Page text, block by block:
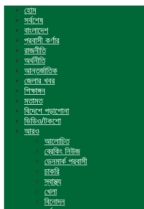
হোম
সর্বশেষ
বাংলাদেশ
প্রবাসী কর্ণার
রাজনীতি
অর্থনীতি
আন্তর্জাতিক
জেলার খবর
শিক্ষাঙ্গন
মতামত
বিদেশে পড়াশোনা
ভিডিও/টকশো
আরও
আলোচিত
ব্রেকিং নিউজ
ডেনমার্ক প্রবাসী
চাকরি
স্বাস্থ্য
খেলা
বিনোদন